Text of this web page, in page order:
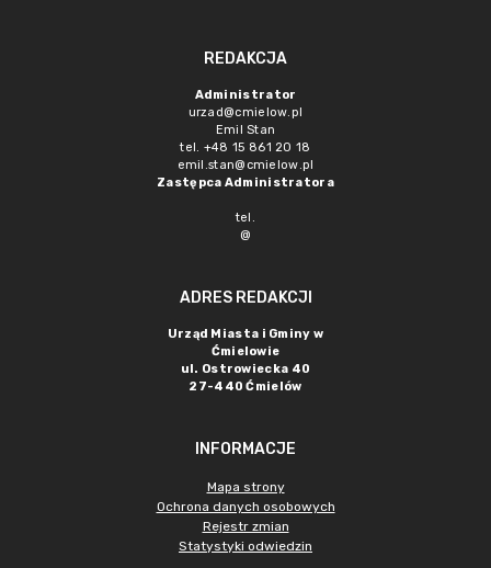
REDAKCJA
Administrator
urzad@cmielow.pl
Emil Stan
tel. +48 15 861 20 18
emil.stan@cmielow.pl
Zastępca Administratora
tel.
@
ADRES REDAKCJI
Urząd Miasta i Gminy w
Ćmielowie
ul. Ostrowiecka 40
27-440 Ćmielów
INFORMACJE
Mapa strony
Ochrona danych osobowych
Rejestr zmian
Statystyki odwiedzin